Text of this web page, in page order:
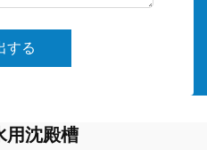
する
用沈殿槽